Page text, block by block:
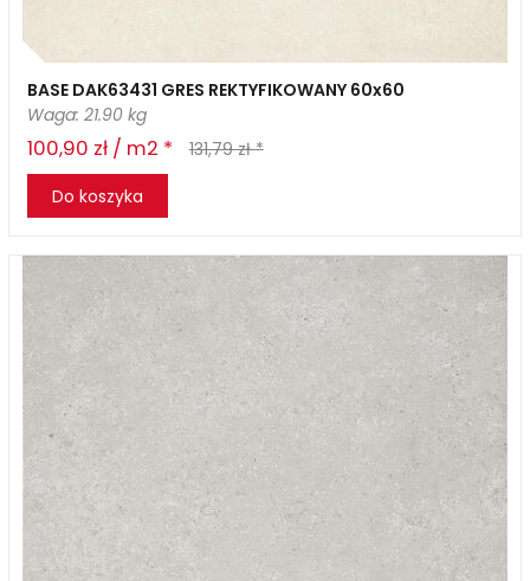
BASE DAK63431 GRES REKTYFIKOWANY 60x60
Waga: 21.90 kg
100,90 zł / m2 *
131,79 zł *
Do koszyka